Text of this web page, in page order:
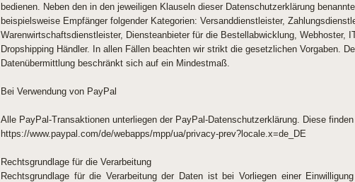
bedienen. Neben den in den jeweiligen Klauseln dieser Datenschutzerklärung
beispielsweise Empfänger folgender Kategorien: Versanddienstleister,
Warenwirtschaftsdienstleister, Diensteanbieter für die Bestellabwicklung, Webhoster,
Dropshipping Händler. In allen Fällen beachten wir strikt die gesetzlichen Vorgaben.
Datenübermittlung beschränkt sich auf ein Mindestmaß.
Bei Verwendung von PayPal
Alle PayPal-Transaktionen unterliegen der PayPal-Datenschutzerklärung. Diese
https://www.paypal.com/de/webapps/mpp/ua/privacy-prev?locale.x=de_DE
Rechtsgrundlage für die Verarbeitung
Rechtsgrundlage für die Verarbeitung der Daten ist bei Vorliegen einer